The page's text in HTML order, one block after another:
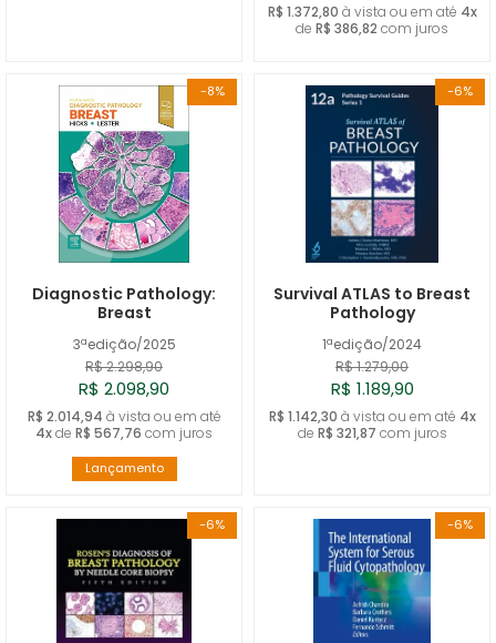
R$ 1.372,80 à vista ou em até 4x
de R$ 386,82 com juros
-8%
3ªedição/2025
Diagnostic Pathology:
Breast
R$ 2.298,90
R$ 2.098,90
R$ 2.014,94 à vista ou em até
4xde R$ 567,76 com juros
Lançamento
-6%
1ªedição/2024
Survival ATLAS to Breast
Pathology
R$ 1.279,00
R$ 1.189,90
R$ 1.142,30 à vista ou em até 4x
de R$ 321,87 com juros
-6% -6%